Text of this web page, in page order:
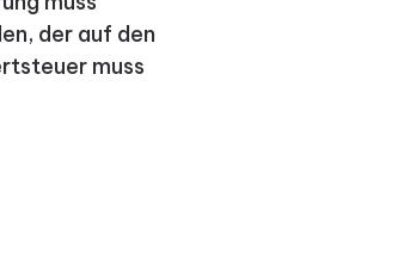
der auf den
muss